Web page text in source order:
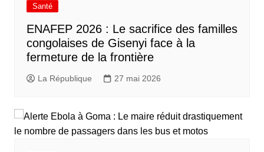
Santé
ENAFEP 2026 : Le sacrifice des familles
congolaises de Gisenyi face à la
fermeture de la frontière
La République 27 mai 2026